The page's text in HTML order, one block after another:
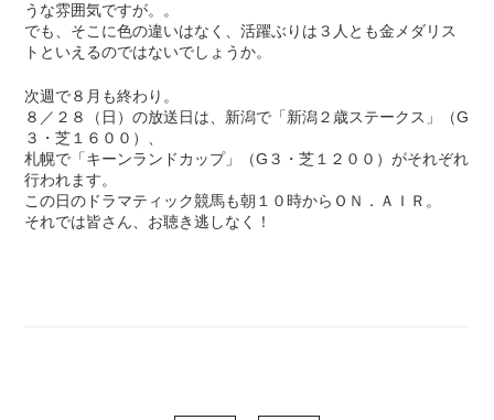
うな雰囲気ですが。。
でも、そこに色の違いはなく、活躍ぶりは３人とも金メダリス
トといえるのではないでしょうか。
次週で８月も終わり。
８／２８（日）の放送日は、新潟で「新潟２歳ステークス」（G
３・芝１６００）、
札幌で「キーンランドカップ」（G３・芝１２００）がそれぞれ
行われます。
この日のドラマティック競馬も朝１０時からＯＮ．ＡＩＲ。
それでは皆さん、お聴き逃しなく！